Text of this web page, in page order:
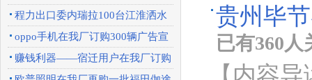
车
程力出口委内瑞拉100台江淮洒水
车圆满完成
oppo手机在我厂订购300辆广告宣
传车
赚钱利器——宿迁用户在我厂订购
贵州毕
已有360
【内容